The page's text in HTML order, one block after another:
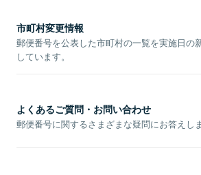
市町村変更情報
郵便番号を公表した市町村の一覧を実施日の
しています。
よくあるご質問・お問い合わせ
郵便番号に関するさまざまな疑問にお答えしま